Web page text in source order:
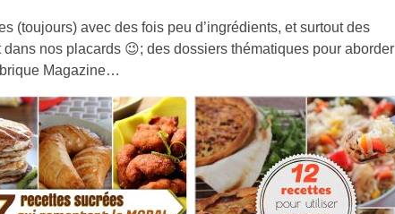
(toujours) avec des fois peu d’ingrédients, et surtout des
nos placards 😉; des dossiers thématiques pour aborder
Magazine…